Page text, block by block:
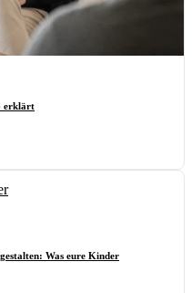
erklärt
Was eure Kinder